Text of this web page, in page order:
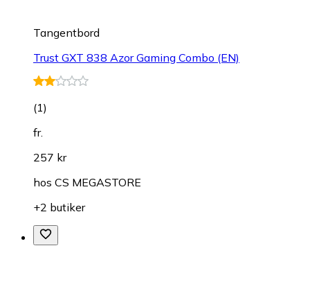
Tangentbord
Trust GXT 838 Azor Gaming Combo (EN)
(1)
fr.
257 kr
hos CS MEGASTORE
+2 butiker